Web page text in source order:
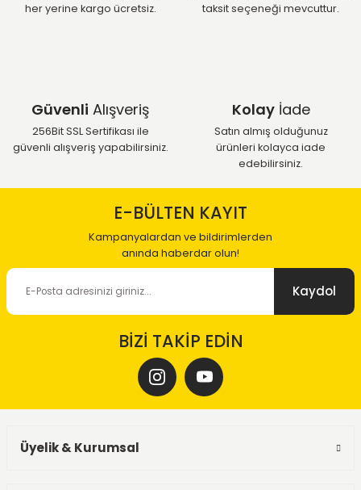
her yerine kargo ücretsiz.
taksit seçeneği mevcuttur.
Güvenli Alışveriş
256Bit SSL Sertifikası ile
güvenli alışveriş yapabilirsiniz.
Kolayİade
Satın almış olduğunuz
ürünleri kolayca iade
edebilirsiniz.
E-BÜLTEN KAYIT
Kampanyalardan ve bildirimlerden
anında haberdar olun!
Kaydol
BİZİ TAKİP EDİN
Üyelik & Kurumsal